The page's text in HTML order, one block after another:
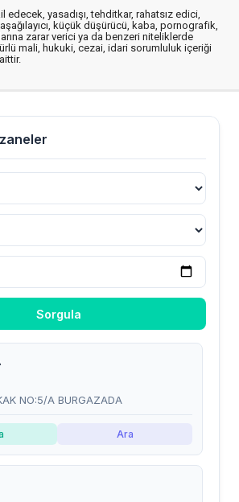
edecek, yasadışı, tehditkar, rahatsız edici,
küçük düşürücü, kaba, pornografik,
zarar verici ya da benzeri niteliklerde
mali, hukuki, cezai, idari sorumluluk içeriği